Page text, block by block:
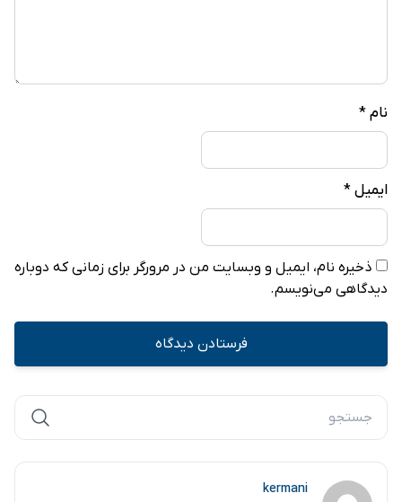
نام *
ایمیل *
ذخیره نام، ایمیل و وبسایت من در مرورگر برای زمانی که دوباره
دیدگاهی می‌نویسم.
kermani